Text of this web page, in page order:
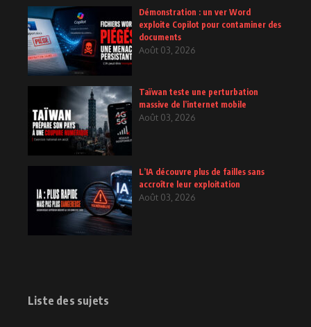
Démonstration : un ver Word
exploite Copilot pour contaminer des
documents
Août 03, 2026
Taïwan teste une perturbation
massive de l’internet mobile
Août 03, 2026
L’IA découvre plus de failles sans
accroître leur exploitation
Août 03, 2026
Liste des sujets